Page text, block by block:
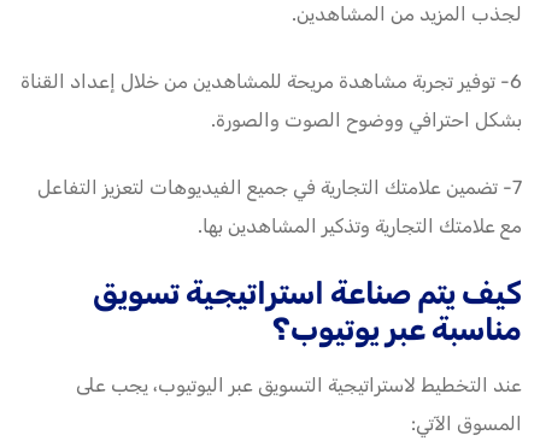
لجذب المزيد من المشاهدين.
6- توفير تجربة مشاهدة مريحة للمشاهدين من خلال إعداد القناة
بشكل احترافي ووضوح الصوت والصورة.
7- تضمين علامتك التجارية في جميع الفيديوهات لتعزيز التفاعل
مع علامتك التجارية وتذكير المشاهدين بها.
كيف يتم صناعة استراتيجية تسويق
مناسبة عبر يوتيوب؟
عند التخطيط لاستراتيجية التسويق عبر اليوتيوب، يجب على
المسوق الآتي: